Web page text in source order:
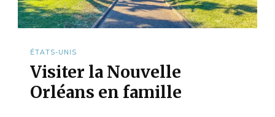
ÉTATS-UNIS
Visiter la Nouvelle
Orléans en famille